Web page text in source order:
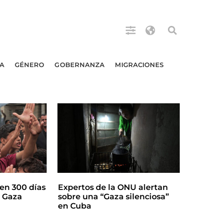
GÉNERO GOBERNANZA MIGRACIONES
300 días
Expertos de la ONU alertan
sobre una “Gaza silenciosa”
en Cuba